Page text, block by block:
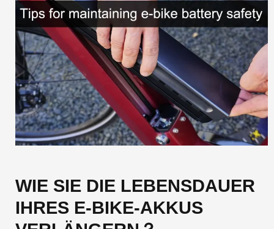
IHRES E-BIKE-AKKUS
VERLÄNGERN？